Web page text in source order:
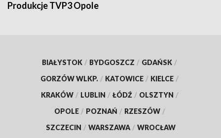
Produkcje TVP3 Opole
BIAŁYSTOK / BYDGOSZCZ / GDAŃSK /
GORZÓW WLKP. / KATOWICE / KIELCE /
KRAKÓW / LUBLIN / ŁÓDŹ / OLSZTYN /
OPOLE / POZNAŃ / RZESZÓW /
SZCZECIN / WARSZAWA / WROCŁAW